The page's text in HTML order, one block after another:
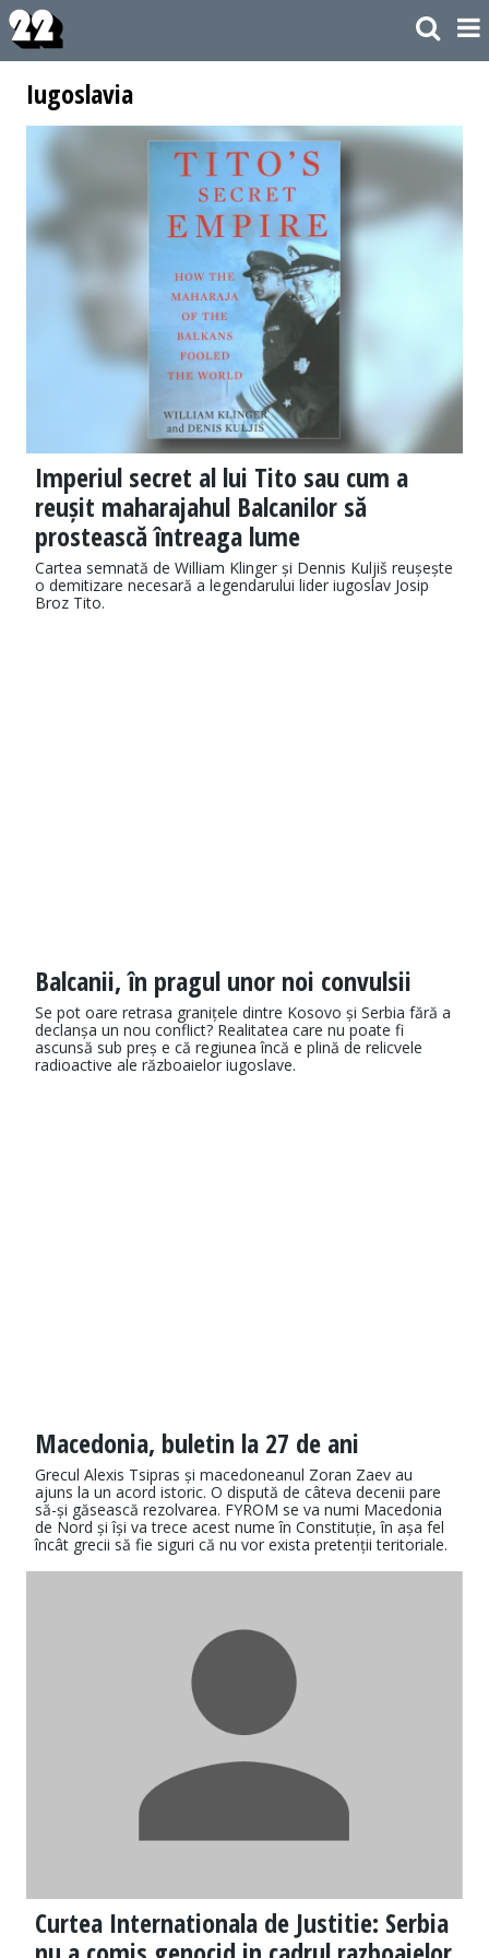
Iugoslavia
Imperiul secret al lui Tito sau cum a
reușit maharajahul Balcanilor să
prostească întreaga lume
Cartea semnată de William Klinger și Dennis Kuljiš reușește
o demitizare necesară a legendarului lider iugoslav Josip
Broz Tito.
Balcanii, în pragul unor noi convulsii
Se pot oare retrasa granițele dintre Kosovo și Serbia fără a
declanșa un nou conflict? Realitatea care nu poate fi
ascunsă sub preș e că regiunea încă e plină de relicvele
radioactive ale războaielor iugoslave.
Macedonia, buletin la 27 de ani
Grecul Alexis Tsipras și macedoneanul Zoran Zaev au
ajuns la un acord istoric. O dispută de câteva decenii pare
să-și găsească rezolvarea. FYROM se va numi Macedonia
de Nord și își va trece acest nume în Constituție, în așa fel
încât grecii să fie siguri că nu vor exista pretenții teritoriale.
Curtea Internationala de Justitie: Serbia